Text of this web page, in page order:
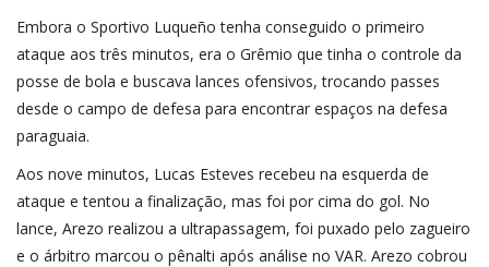
Embora o Sportivo Luqueño tenha conseguido o primeiro
ataque aos três minutos, era o Grêmio que tinha o controle da
posse de bola e buscava lances ofensivos, trocando passes
desde o campo de defesa para encontrar espaços na defesa
paraguaia.
Aos nove minutos, Lucas Esteves recebeu na esquerda de
ataque e tentou a finalização, mas foi por cima do gol. No
lance, Arezo realizou a ultrapassagem, foi puxado pelo zagueiro
e o árbitro marcou o pênalti após análise no VAR. Arezo cobrou